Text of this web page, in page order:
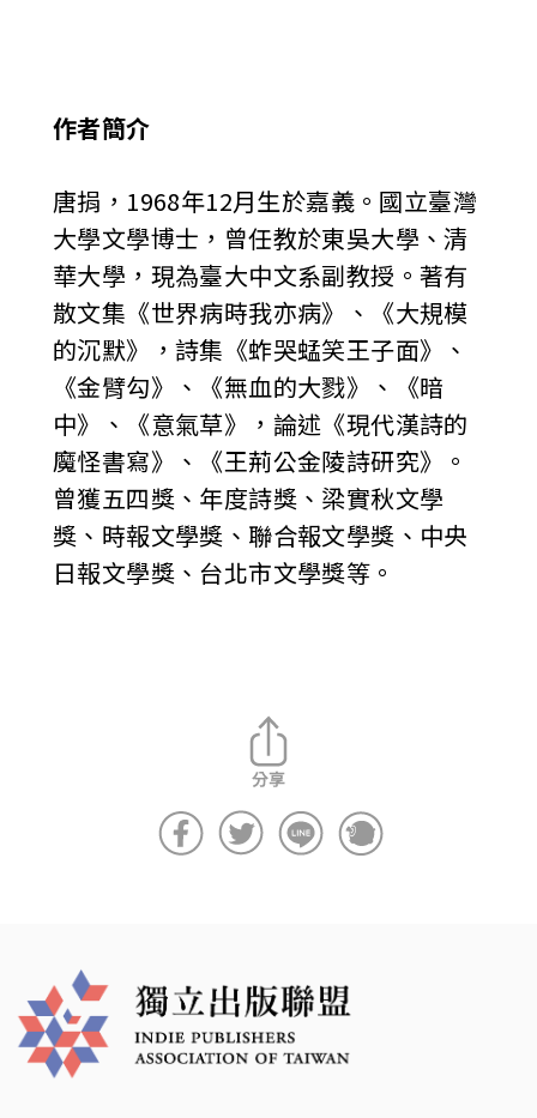
作者簡介
唐捐，1968年12月生於嘉義。國立臺灣
大學文學博士，曾任教於東吳大學、清
華大學，現為臺大中文系副教授。著有
散文集《世界病時我亦病》、《大規模
的沉默》，詩集《蚱哭蜢笑王子面》、
《金臂勾》、《無血的大戮》、《暗
中》、《意氣草》，論述《現代漢詩的
魔怪書寫》、《王荊公金陵詩研究》。
曾獲五四獎、年度詩獎、梁實秋文學
獎、時報文學獎、聯合報文學獎、中央
日報文學獎、台北市文學獎等。